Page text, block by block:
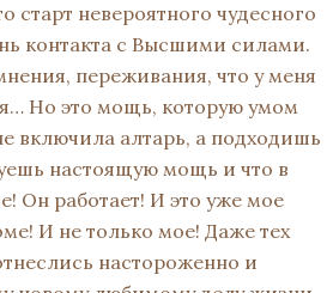
старт невероятного чудесного
контакта с Высшими силами.
переживания, что у меня
Но это мощь, которую умом
включила алтарь, а подходишь
настоящую мощь и что в
Он работает! И это уже мое
И не только мое! Даже тех
настороженно и